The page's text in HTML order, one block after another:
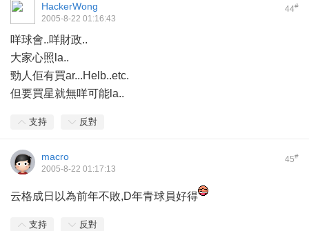
44#
HackerWong
2005-8-22 01:16:43
咩球會..咩財政..
大家心照la..
勁人佢有買ar...Helb..etc.
但要買星就無咩可能la..
支持 反對
45#
macro
2005-8-22 01:17:13
云格成日以為前年不敗,D年青球員好得
支持 反對